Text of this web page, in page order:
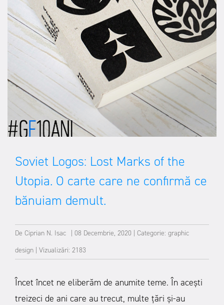
Soviet Logos: Lost Marks of the
Utopia. O carte care ne confirmă ce
bănuiam demult.
De Ciprian N. Isac | 08 Decembrie, 2020 | Categorie: graphic
design | Vizualizări: 2183
Încet încet ne eliberăm de anumite teme. În acești
treizeci de ani care au trecut, multe țări și-au